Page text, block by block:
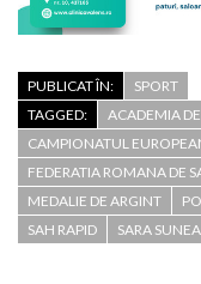
PUBLICAT ÎN:
SPORT
TAGGED:
ACADEMIA
CAMPIONATUL
FEDERATIA ROMANA DE
MEDALIE DE ARGINT
SAH RAPID
SARA SUNEA